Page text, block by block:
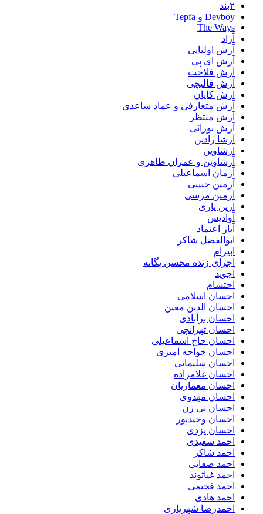
۲بند
Devboy و Tepfa
The Ways
آراد
آرش اولیایی
آرش ای پی
آرش فلاحت
آرش قالیچی
آرش کایان
آرش متعارفی و عماد ساعدی
آرش منتظر
آرش نورائی
آرشا رادین
آرشاوین
آرشاوین و عمران طاهری
آرمان اسماعیلی
آرمین حبیبی
آرمین مرسی
آرین یاری
آوادیس
آیاز اعتماد
ابوالفضل شاکر
ابیرام
اجرای زنده محسن یگانه
اجوید
احتشام
احسان اسلامی
احسان الدین معین
احسان برآبادی
احسان تهرانچی
احسان حاج اسماعیلی
احسان خواجه امیری
احسان سلیمانی
احسان غلامزاده
احسان معماریان
احسان مهدوی
احسان نی زن
احسان وحیدپور
احسان یزدی
احمد سعیدی
احمد شاکر
احمد صفایی
احمد غیاثوند
احمد فخیمی
احمد هادی
احمدرضا شهریاری